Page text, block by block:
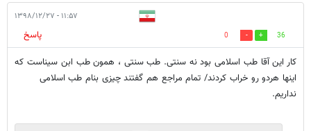
۱۱:۵۷ - ۱۳۹۸/۱۲/۲۷
36
0
پاسخ
کار این آقا طب اسلامی بود نه سنتی. طب سنتی ، همون طب ابن سیناست که
اینها هردو رو خراب کردند/ تمام مراجع هم گفتند چیزی بنام طب اسلامی
نداریم.